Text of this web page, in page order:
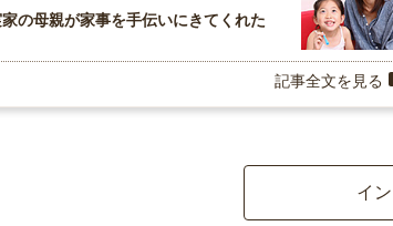
家の母親が家事を手伝いにきてくれた
記事全文を見る
イ